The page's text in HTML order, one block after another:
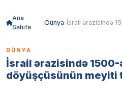
Ana
Səhifə
Dünya
DÜNYA
İsrail ərazisində 1500-
döyüşçüsünün meyiti